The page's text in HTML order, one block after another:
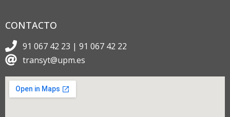
CONTACTO
91 067 42 23 | 91 067 42 22
transyt@upm.es